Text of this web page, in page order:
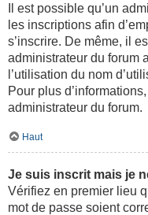
Il est possible qu’un
les inscriptions afin
s’inscrire. De même, il
administrateur du forum
l’utilisation du nom
Pour plus
administrateur du forum.
Haut
Je suis inscrit mais je
Vérifiez en premier lieu
mot de passe soient